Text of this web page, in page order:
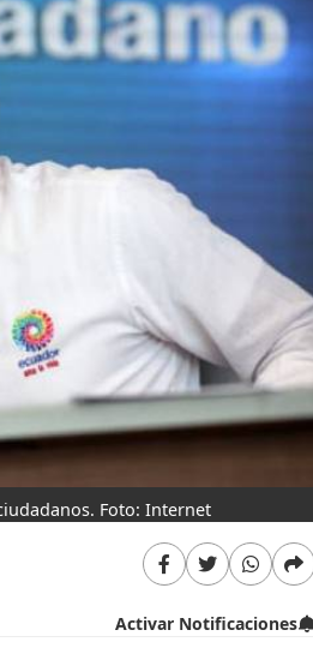
Foto: Internet
Activar Notificaciones